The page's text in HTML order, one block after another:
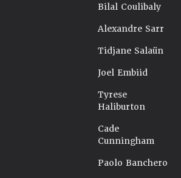
Bilal Coulibaly
Alexandre Sarr
Tidjane Salaün
Joel Embiid
Tyrese
Haliburton
Cade
Cunningham
Paolo Banchero